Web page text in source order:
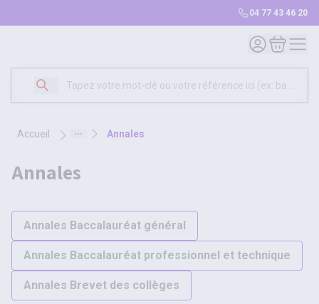
04 77 43 46 20
Mon compte
Mon
accueil annales
annales
Annales Baccalauréat général
Annales Baccalauréat professionnel et technique
Annales Brevet des collèges